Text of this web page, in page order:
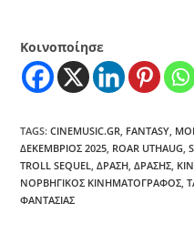
Κοινοποίησε
TAGS:CINEMUSIC.GR, FANTASY,
ΔΕΚΈΜΒΡΙΟΣ 2025, ROAR UTHAUG,
TROLL SEQUEL, ΔΡΆΣΗ, ΔΡΆΣΗΣ,
ΝΟΡΒΗΓΙΚΌΣ ΚΙΝΗΜΑΤΟΓΡΆΦΟΣ,
ΦΑΝΤΑΣΊΑΣ